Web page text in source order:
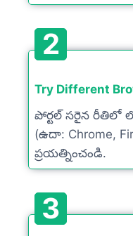
2
Try Different
పోర్టల్ సరైన రీతిలో
(ఉదా: Chrome,
ప్రయత్నించండి.
3